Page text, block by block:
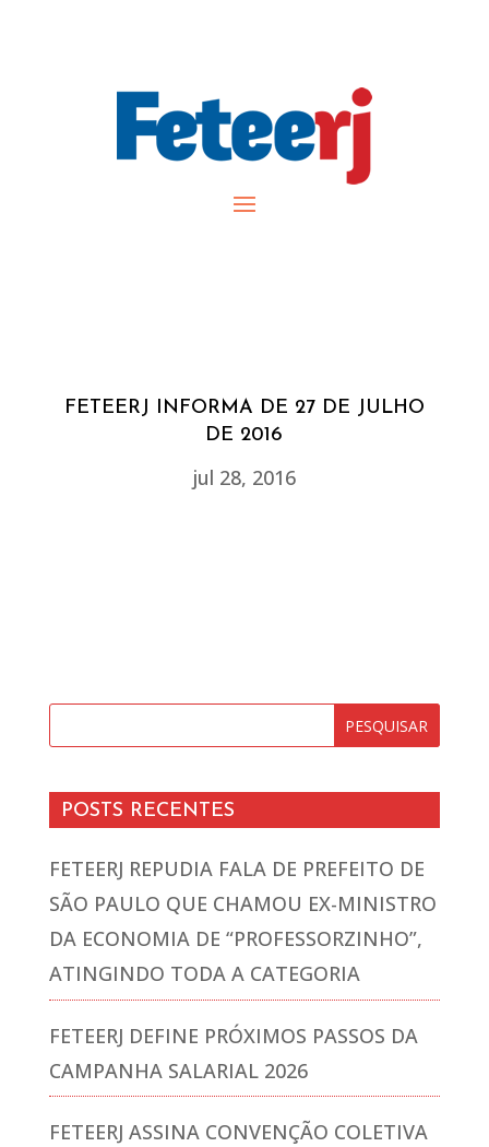
FETEERJ INFORMA DE 27 DE JULHO
DE 2016
jul 28, 2016
POSTS RECENTES
FETEERJ REPUDIA FALA DE PREFEITO DE
SÃO PAULO QUE CHAMOU EX-MINISTRO
DA ECONOMIA DE “PROFESSORZINHO”,
ATINGINDO TODA A CATEGORIA
FETEERJ DEFINE PRÓXIMOS PASSOS DA
CAMPANHA SALARIAL 2026
FETEERJ ASSINA CONVENÇÃO COLETIVA